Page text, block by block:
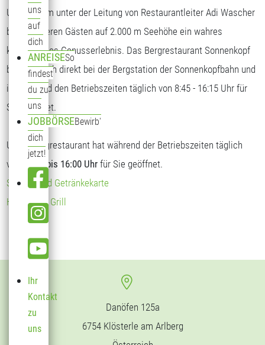
uns
auf
dich
ANREISESo
findest
du zu
uns
JOBBÖRSEBewirb'
dich
jetzt!
Ihr
Kontakt
zu
uns
Unser Team unter der Leitung von Restaurantleiter Adi Wascher
bietet unseren Gästen auf 2.000 m Seehöhe ein wahres
kulinarisches Genusserlebnis. Das Bergrestaurant Sonnenkopf
befindet sich direkt bei der Bergstation der Sonnenkopfbahn und
ist während den Betriebszeiten täglich von 8:45 - 16:15 Uhr für
Sie geöffnet.
Unser Bergrestaurant hat während der Betriebszeiten täglich
von
09:00 bis 16:00 Uhr für Sie geöffnet.
Speise- und Getränkekarte
Hendl vom Grill
Danöfen 125a
6754 Klösterle am Arlberg